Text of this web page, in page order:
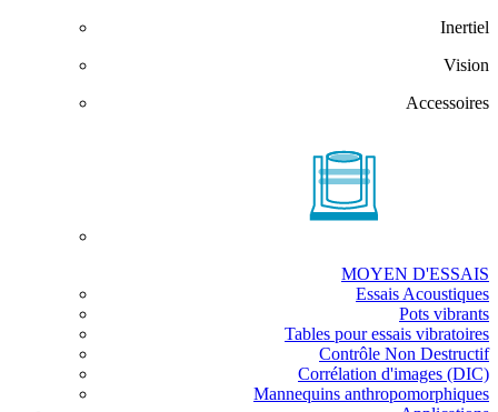
Inertiel
Vision
Accessoires
MOYEN D'ESSAIS
Essais Acoustiques
Pots vibrants
Tables pour essais vibratoires
Contrôle Non Destructif
Corrélation d'images (DIC)
Mannequins anthropomorphiques